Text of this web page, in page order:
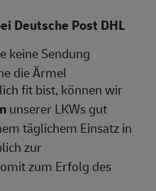
Deutsche Post DHL
keine Sendung
die Ärmel
fit bist, können wir
unserer LKWs gut
täglichem Einsatz in
zur
zum Erfolg des